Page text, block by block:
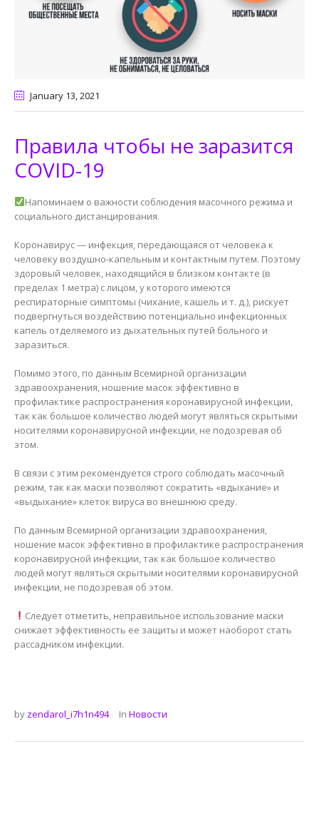
January 13, 2021
Правила чтобы не заразится
COVID-19
Напоминаем о важности соблюдения масочного режима и
социального дистанцирования.
Коронавирус — инфекция, передающаяся от человека к
человеку воздушно-капельным и контактным путем. Поэтому
здоровый человек, находящийся в близком контакте (в
пределах 1 метра) с лицом, у которого имеются
респираторные симптомы (чихание, кашель и т. д.), рискует
подвергнуться воздействию потенциально инфекционных
капель отделяемого из дыхательных путей больного и
заразиться.
Помимо этого, по данным Всемирной организации
здравоохранения, ношение масок эффективно в
профилактике распространения коронавирусной инфекции,
так как большое количество людей могут являться скрытыми
носителями коронавирусной инфекции, не подозревая об
этом.
В связи с этим рекомендуется строго соблюдать масочный
режим, так как маски позволяют сократить «вдыхание» и
«выдыхание» клеток вируса во внешнюю среду.
По данным Всемирной организации здравоохранения,
ношение масок эффективно в профилактике распространения
коронавирусной инфекции, так как большое количество
людей могут являться скрытыми носителями коронавирусной
инфекции, не подозревая об этом.
Следует отметить, неправильное использование маски
снижает эффективность ее защиты и может наоборот стать
рассадником инфекции.
by zendarol_i7h1n494 In Новости